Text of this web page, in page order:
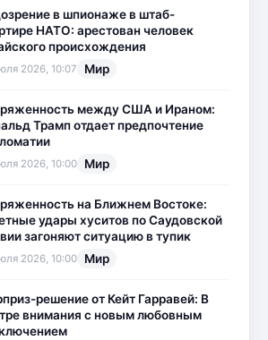
в шпионаже в штаб-
НАТО: арестован человек
происхождения
2026, 10:07 Мир
между США и Ираном:
Трамп отдает предпочтение
2026, 10:00 Мир
на Ближнем Востоке:
удары хуситов по Саудовской
загоняют ситуацию в тупик
2026, 10:00 Мир
решение от Кейт Гарравей: В
внимания с новым любовным